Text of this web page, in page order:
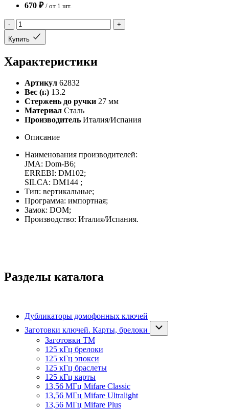
670 ₽ / от 1 шт.
-
+
Купить
Характеристики
Артикул 62832
Вес (г.) 13.2
Стержень до ручки 27 мм
Материал Сталь
Производитель Италия/Испания
Описание
Наименования производителей:
JMA: Dom-B6;
ERREBI: DM102;
SILCA: DM144 ;
Тип: вертикальные;
Программа: импортная;
Замок: DOM;
Производство: Италия/Испания.
Разделы каталога
Дубликаторы домофонных ключей
Заготовки ключей. Карты, брелоки
Заготовки ТМ
125 кГц брелоки
125 кГц эпокси
125 кГц браслеты
125 кГц карты
13,56 МГц Mifare Classic
13,56 МГц Mifare Ultralight
13,56 МГц Mifare Plus